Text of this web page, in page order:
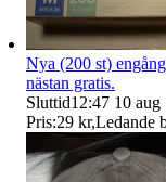
Nya (200 st)
nästan gratis.
Sluttid12:47 10 aug
Pris:29 kr,Ledande